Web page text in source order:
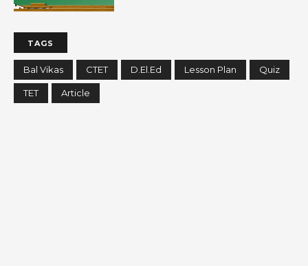
TAGS
Bal Vikas CTET D.El.Ed Lesson Plan Quiz
TET Article